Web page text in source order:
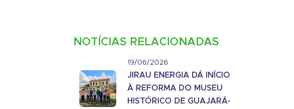
NOTÍCIAS RELACIONADAS
19/06/2026
JIRAU ENERGIA DÁ INÍCIO
À REFORMA DO MUSEU
HISTÓRICO DE GUAJARÁ-